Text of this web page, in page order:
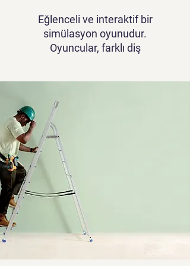
Eğlenceli ve interaktif bir
simülasyon oyunudur.
Oyuncular, farklı diş
temizleme ve diş çekme gibi
gerçekleştirerek oyuncular, diş
doktoru becerilerini sergilerler.
Renkli grafikler ve sevimli
karakterlerle Diş Doktoru
Oyunu, çocuklar için eğlenceli
ve eğitici bir mobil oyun
deneyimi sunar.